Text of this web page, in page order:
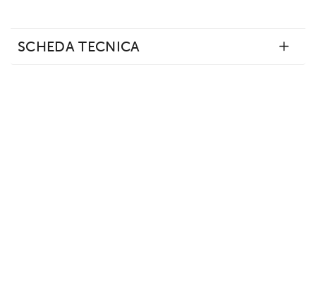
SCHEDA TECNICA